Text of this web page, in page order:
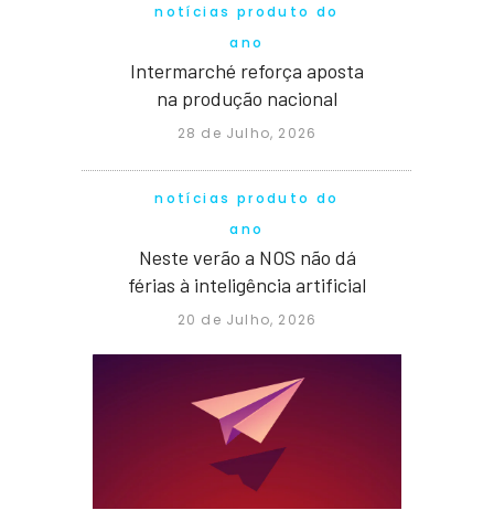
notícias produto do
ano
Intermarché reforça aposta
na produção nacional
28 de Julho, 2026
notícias produto do
ano
Neste verão a NOS não dá
férias à inteligência artificial
20 de Julho, 2026